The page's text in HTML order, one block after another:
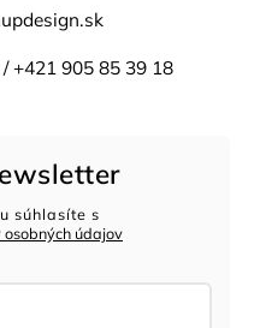
+421 905 85 39 18
súhlasíte s
údajov